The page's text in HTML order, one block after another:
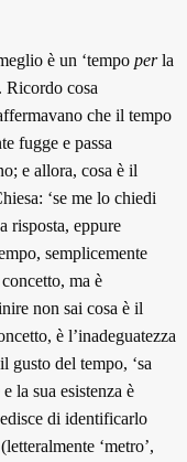
è un ‘tempo perla
Ricordo cosa
che il tempo
fugge e passa
e allora, cosa è il
‘se me lo chiedi
risposta, eppure
semplicemente
ma è
non sai cosa è il
è l’inadeguatezza
del tempo, ‘sa
la sua esistenza è
di identificarlo
‘metro’,